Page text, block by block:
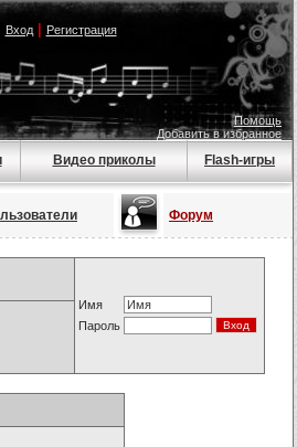
Вход| Регистрация
Помощь
Добавить в избранное
Видео приколы Flash-игры
Форум
Имя
Пароль